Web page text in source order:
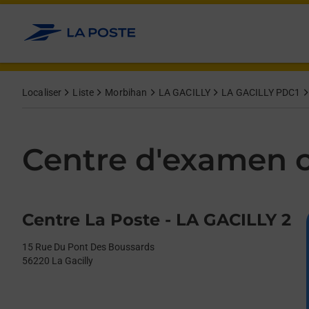
Allez au contenu
Localiser Liste Morbihan LA GACILLY LA GACILLY PDC1
Centre d'examen
Centre La Poste - LA GACILLY 2
15 Rue Du Pont Des Boussards
56220 La Gacilly
Day of the WeekHours
Get directions to Centre d&#39;examen code bateau at 15 Rue
lien s'ouvre dans un nouvel onglet
Afficher ou masquer la réponse
Afficher ou masquer la réponse
Afficher ou masquer la réponse
Afficher ou masquer la réponse